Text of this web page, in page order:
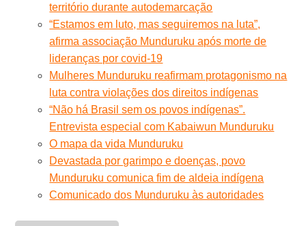
território durante autodemarcação
“Estamos em luto, mas seguiremos na luta”,
afirma associação Munduruku após morte de
lideranças por covid-19
Mulheres Munduruku reafirmam protagonismo na
luta contra violações dos direitos indígenas
“Não há Brasil sem os povos indígenas”.
Entrevista especial com Kabaiwun Munduruku
O mapa da vida Munduruku
Devastada por garimpo e doenças, povo
Munduruku comunica fim de aldeia indígena
Comunicado dos Munduruku às autoridades